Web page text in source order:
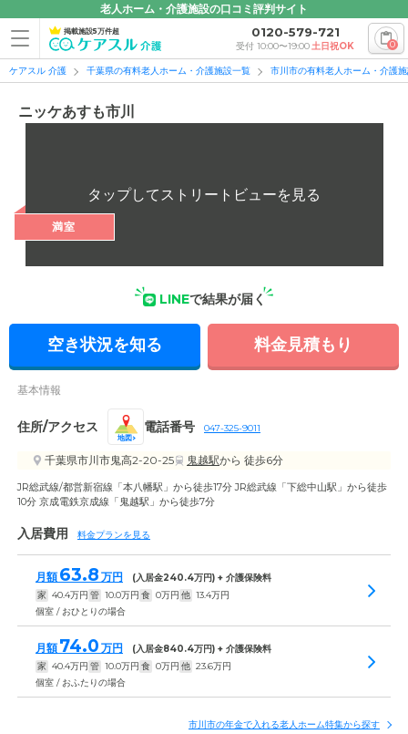
老人ホーム・介護施設の口コミ評判サイト
掲載施設5万件超 0120-579-721
受付 10:00〜19:00土日祝OK 0
ケアスル 介護 千葉県の有料老人ホーム・介護施設一覧 市川市の有料老人ホーム・介護
ニッケあすも市川
満室
LINEで結果が届く
空き状況を知る 料金見積もり
基本情報
住所/アクセス
地図
電話番号 047-325-9011
千葉県市川市鬼高2-20-25 鬼越駅から 徒歩6分
JR総武線/都営新宿線「本八幡駅」から徒歩17分 JR総武線「下総中山駅」から徒歩
10分 京成電鉄京成線「鬼越駅」から徒歩7分
入居費用 料金プランを見る
月額 63.8 万円 (入居金240.4万円) + 介護保険料
家 40.4万円 管 10.0万円 食 0万円 他 13.4万円
個室 / おひとりの場合
月額 74.0 万円 (入居金840.4万円) + 介護保険料
家 40.4万円 管 10.0万円 食 0万円 他 23.6万円
個室 / おふたりの場合
市川市の年金で入れる老人ホーム特集から探す